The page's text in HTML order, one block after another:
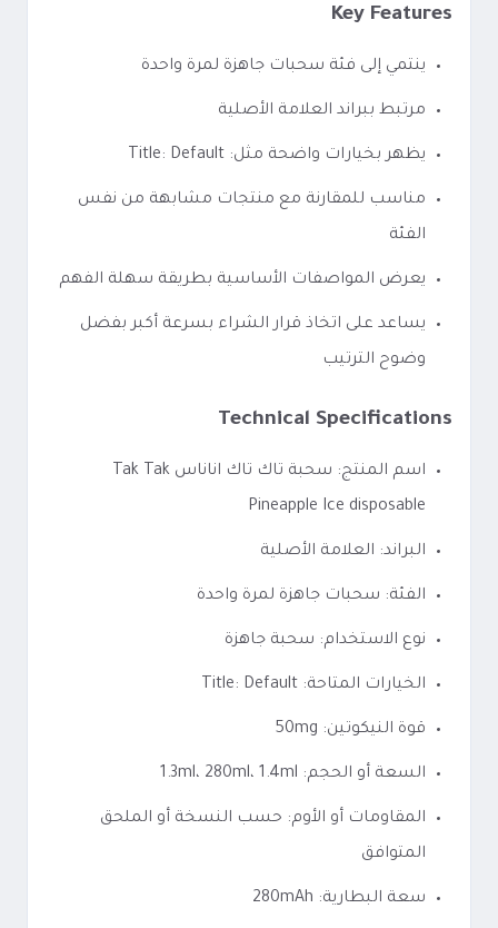
Key Features
ينتمي إلى فئة سحبات جاهزة لمرة واحدة
مرتبط ببراند العلامة الأصلية
يظهر بخيارات واضحة مثل: Title: Default
مناسب للمقارنة مع منتجات مشابهة من نفس
الفئة
يعرض المواصفات الأساسية بطريقة سهلة الفهم
يساعد على اتخاذ قرار الشراء بسرعة أكبر بفضل
وضوح الترتيب
Technical Specifications
اسم المنتج: سحبة تاك تاك اناناس Tak Tak
Pineapple Ice disposable
البراند: العلامة الأصلية
الفئة: سحبات جاهزة لمرة واحدة
نوع الاستخدام: سحبة جاهزة
الخيارات المتاحة: Title: Default
قوة النيكوتين: 50mg
السعة أو الحجم: 1.3ml، 280ml، 1.4ml
المقاومات أو الأوم: حسب النسخة أو الملحق
المتوافق
سعة البطارية: 280mAh